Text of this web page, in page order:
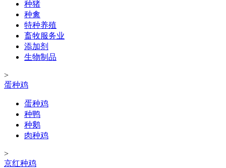
种猪
种禽
特种养殖
畜牧服务业
添加剂
生物制品
>
蛋种鸡
蛋种鸡
种鸭
种鹅
肉种鸡
>
京红种鸡